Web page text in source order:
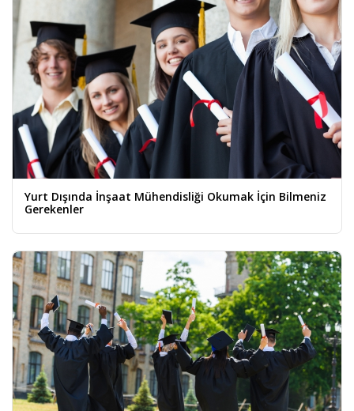
Yurt Dışında İnşaat Mühendisliği Okumak İçin Bilmeniz
Gerekenler